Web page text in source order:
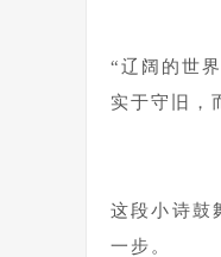
“辽阔的世
实于守旧，
这段小诗鼓
一步。